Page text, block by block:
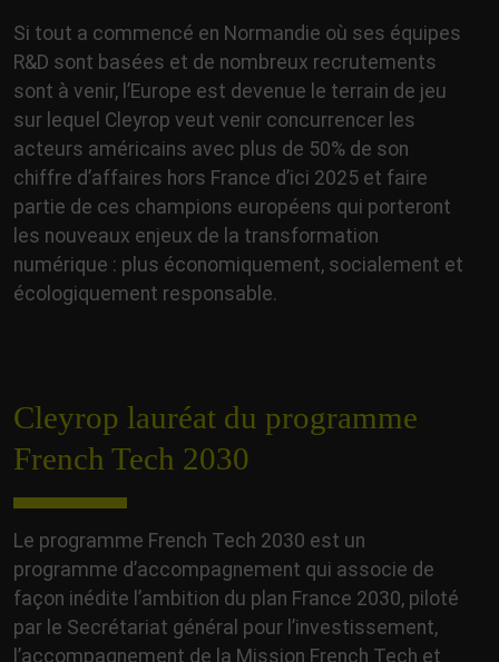
Si tout a commencé en Normandie où ses équipes
R&D sont basées et de nombreux recrutements
sont à venir, l’Europe est devenue le terrain de jeu
sur lequel Cleyrop veut venir concurrencer les
acteurs américains avec plus de 50% de son
chiffre d’affaires hors France d’ici 2025 et faire
partie de ces champions européens qui porteront
les nouveaux enjeux de la transformation
numérique : plus économiquement, socialement et
écologiquement responsable.
Cleyrop lauréat du programme
French Tech 2030
Le programme French Tech 2030 est un
programme d’accompagnement qui associe de
façon inédite l’ambition du plan France 2030, piloté
par le Secrétariat général pour l’investissement,
l’accompagnement de la Mission French Tech et